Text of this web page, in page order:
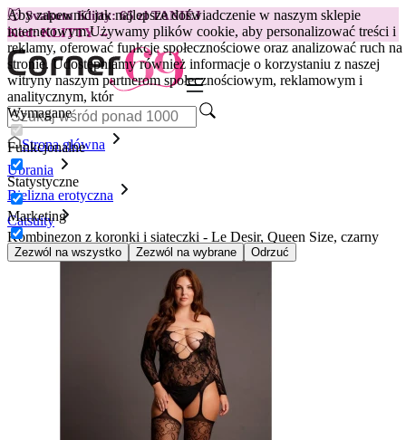
Aby zapewnić jak najlepsze doświadczenie w naszym sklepie
internetowym.Używamy plików cookie, aby personalizować treści i
reklamy, oferować funkcje społecznościowe oraz analizować ruch na
stronie. Udostępniamy również informacje o korzystaniu z naszej
witryny naszym partnerom społecznościowym, reklamowym i
analitycznym, któr
Wymagane
Funkcjonalne
Statystyczne
Marketing
Zezwól na wszystko Zezwól na wybrane Odrzuć
😽Svakom Klitty: 65 zł TANIEJ
Kod: KLITTY →
Strona główna
Ubrania
Bielizna erotyczna
Catsuity
Kombinezon z koronki i siateczki - Le Desir, Queen Size, czarny